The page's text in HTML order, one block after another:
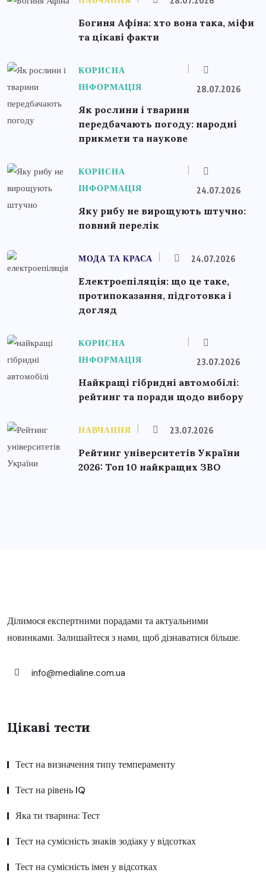
Богиня Афіна: хто вона така, міфи
та цікаві факти
КОРИСНА
ІНФОРМАЦІЯ
28.07.2026
Як рослини і тварини
передбачають погоду: народні
прикмети та наукове
КОРИСНА
ІНФОРМАЦІЯ
24.07.2026
Яку рибу не вирощують штучно:
повний перелік
МОДА ТА КРАСА 24.07.2026
Електроепіляція: що це таке,
протипоказання, підготовка і
догляд
КОРИСНА
ІНФОРМАЦІЯ
23.07.2026
Найкращі гібридні автомобілі:
рейтинг та поради щодо вибору
НАВЧАННЯ 23.07.2026
Рейтинг університетів України
2026: Топ 10 найкращих ЗВО
Ділимося експертними порадами та актуальними
новинками. Залишайтеся з нами, щоб дізнаватися більше.
info@medialine.com.ua
Цікаві тести
Тест на визначення типу темпераменту
Тест на рівень IQ
Яка ти тварина: Тест
Тест на сумісність знаків зодіаку у відсотках
Тест на сумісність імен у відсотках